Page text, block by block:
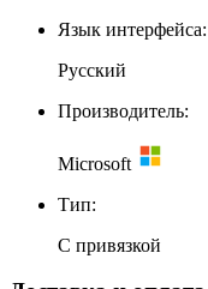
Язык интерфейса:
Русский
Производитель:
Microsoft
Тип:
С привязкой